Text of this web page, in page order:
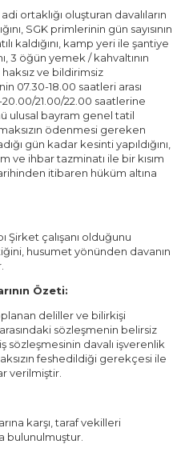
ortaklığı oluşturan davalıların
SGK primlerinin gün sayısının
kaldığını, kamp yeri ile şantiye
3 öğün yemek / kahvaltının
haksız ve bildirimsiz
07.30-18.00 saatleri arası
21.00/22.00 saatlerine
ulusal bayram genel tatil
ödenmesi gereken
gün kadar kesinti yapıldığını,
ve ihbar tazminatı ile bir kısım
itibaren hüküm altına
Şirket çalışanı olduğunu
husumet yönünden davanın
Özeti:
deliller ve bilirkişi
sözleşmenin belirsiz
sözleşmesinin davalı işverenlik
feshedildiği gerekçesi ile
verilmiştir.
karşı, taraf vekilleri
bulunulmuştur.